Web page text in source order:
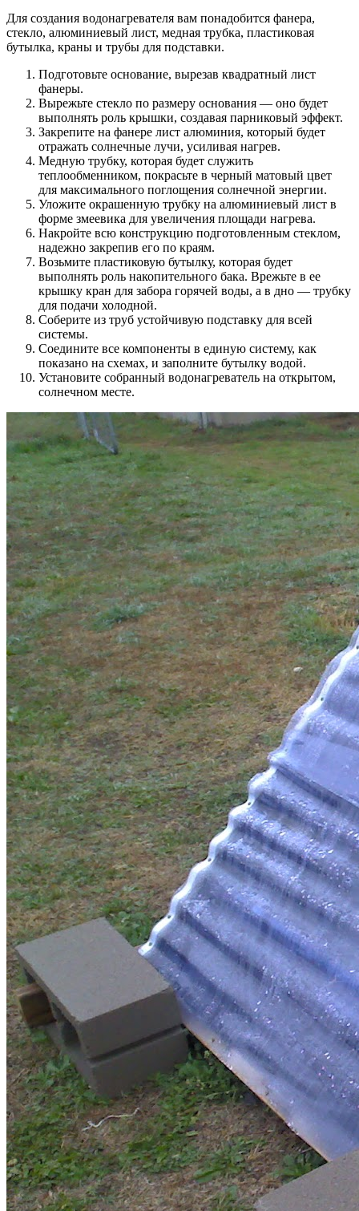
Для создания водонагревателя вам понадобится фанера,
стекло, алюминиевый лист, медная трубка, пластиковая
бутылка, краны и трубы для подставки.
Подготовьте основание, вырезав квадратный лист
фанеры.
Вырежьте стекло по размеру основания — оно будет
выполнять роль крышки, создавая парниковый эффект.
Закрепите на фанере лист алюминия, который будет
отражать солнечные лучи, усиливая нагрев.
Медную трубку, которая будет служить
теплообменником, покрасьте в черный матовый цвет
для максимального поглощения солнечной энергии.
Уложите окрашенную трубку на алюминиевый лист в
форме змеевика для увеличения площади нагрева.
Накройте всю конструкцию подготовленным стеклом,
надежно закрепив его по краям.
Возьмите пластиковую бутылку, которая будет
выполнять роль накопительного бака. Врежьте в ее
крышку кран для забора горячей воды, а в дно — трубку
для подачи холодной.
Соберите из труб устойчивую подставку для всей
системы.
Соедините все компоненты в единую систему, как
показано на схемах, и заполните бутылку водой.
Установите собранный водонагреватель на открытом,
солнечном месте.